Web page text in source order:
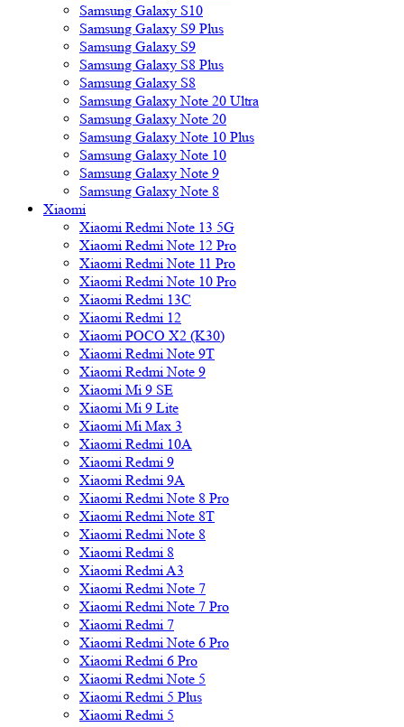
Samsung Galaxy S10
Samsung Galaxy S9 Plus
Samsung Galaxy S9
Samsung Galaxy S8 Plus
Samsung Galaxy S8
Samsung Galaxy Note 20 Ultra
Samsung Galaxy Note 20
Samsung Galaxy Note 10 Plus
Samsung Galaxy Note 10
Samsung Galaxy Note 9
Samsung Galaxy Note 8
Xiaomi
Xiaomi Redmi Note 13 5G
Xiaomi Redmi Note 12 Pro
Xiaomi Redmi Note 11 Pro
Xiaomi Redmi Note 10 Pro
Xiaomi Redmi 13C
Xiaomi Redmi 12
Xiaomi POCO X2 (K30)
Xiaomi Redmi Note 9T
Xiaomi Redmi Note 9
Xiaomi Mi 9 SE
Xiaomi Mi 9 Lite
Xiaomi Mi Max 3
Xiaomi Redmi 10A
Xiaomi Redmi 9
Xiaomi Redmi 9A
Xiaomi Redmi Note 8 Pro
Xiaomi Redmi Note 8T
Xiaomi Redmi Note 8
Xiaomi Redmi 8
Xiaomi Redmi A3
Xiaomi Redmi Note 7
Xiaomi Redmi Note 7 Pro
Xiaomi Redmi 7
Xiaomi Redmi Note 6 Pro
Xiaomi Redmi 6 Pro
Xiaomi Redmi Note 5
Xiaomi Redmi 5 Plus
Xiaomi Redmi 5